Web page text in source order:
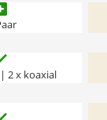
2 x koaxial